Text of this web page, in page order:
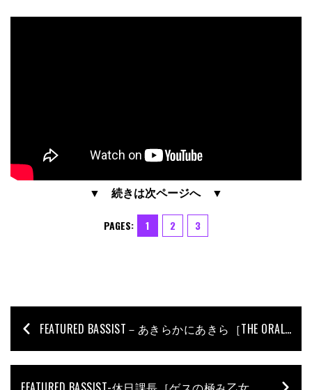
▼ 続きは次ページへ ▼
PAGES: 1 2 3
FEATURED BASSIST－あきらかにあきら［THE ORAL CIGARETTES］後篇